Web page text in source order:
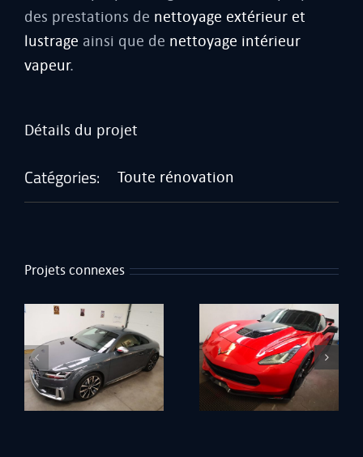
des prestations de nettoyage extérieur et
lustrage ainsi que de nettoyage intérieur
vapeur.
Détails du projet
Catégories: Toute rénovation
Projets connexes
Corvette Hennessey Boxster 981 blanc